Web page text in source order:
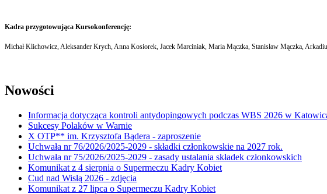
Kadra przygotowująca Kursokonferencję:
Michał Klichowicz, Aleksander Krych, Anna Kosiorek, Jacek Marciniak, Maria Mączka, Stanisław Mączka,
Nowości
Informacja dotycząca kontroli antydopingowych podczas WBS 2026 w
Sukcesy Polaków w Warnie
X OTP** im. Krzysztofa Bądera - zaproszenie
Uchwała nr 76/2026/2025-2029 - składki członkowskie na 2027 rok.
Uchwała nr 75/2026/2025-2029 - zasady ustalania składek członkowskich
Komunikat z 4 sierpnia o Supermeczu Kadry Kobiet
Cud nad Wisłą 2026 - zdjęcia
Komunikat z 27 lipca o Supermeczu Kadry Kobiet